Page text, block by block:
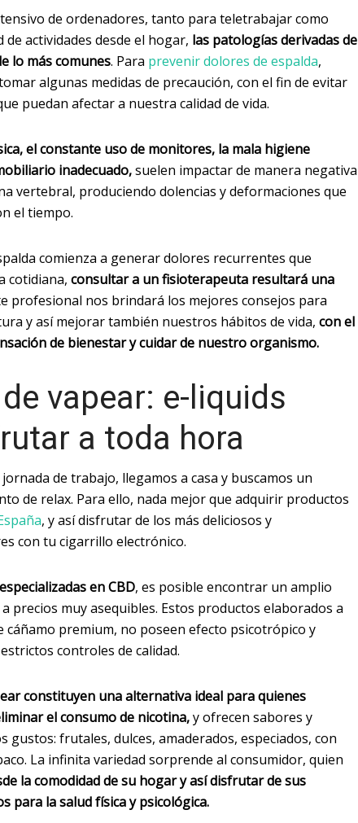
de ordenadores, tanto para teletrabajar como
actividades desde el hogar, las patologías derivadas de
lo más comunes. Para prevenir dolores de espalda,
algunas medidas de precaución, con el fin de evitar
puedan afectar a nuestra calidad de vida.
el constante uso de monitores, la mala higiene
inadecuado,suelen impactar de manera negativa
vertebral, produciendo dolencias y deformaciones que
el tiempo.
comienza a generar dolores recurrentes que
cotidiana, consultar a un fisioterapeuta resultará una
profesional nos brindará los mejores consejos para
y así mejorar también nuestros hábitos de vida, con el
de bienestar y cuidar de nuestro organismo.
vapear: e-liquids
a toda hora
de trabajo, llegamos a casa y buscamos un
de relax. Para ello, nada mejor que adquirir productos
, y así disfrutar de los más deliciosos y
con tu cigarrillo electrónico.
en CBD, es posible encontrar un amplio
precios muy asequibles. Estos productos elaborados a
cáñamo premium, no poseen efecto psicotrópico y
controles de calidad.
constituyen una alternativa ideal para quienes
el consumo de nicotina,y ofrecen sabores y
gustos: frutales, dulces, amaderados, especiados, con
La infinita variedad sorprende al consumidor, quien
la comodidad de su hogar y así disfrutar de sus
para la salud física y psicológica.